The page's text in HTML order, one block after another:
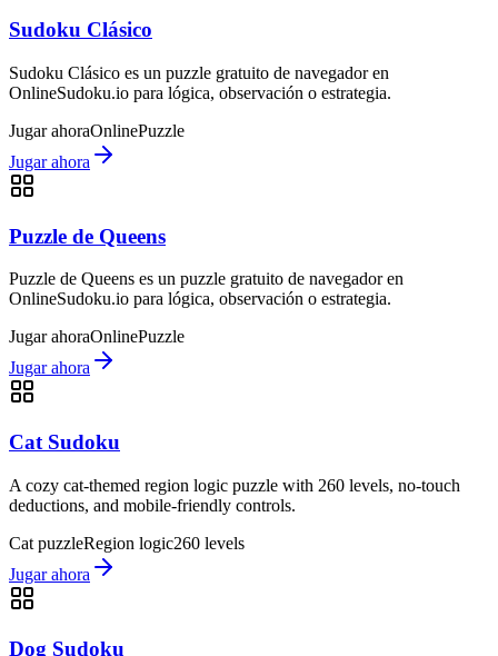
Sudoku Clásico
Sudoku Clásico es un puzzle gratuito de navegador en
OnlineSudoku.io para lógica, observación o estrategia.
Jugar ahoraOnlinePuzzle
Jugar ahora
Puzzle de Queens
Puzzle de Queens es un puzzle gratuito de navegador en
OnlineSudoku.io para lógica, observación o estrategia.
Jugar ahoraOnlinePuzzle
Jugar ahora
Cat Sudoku
A cozy cat-themed region logic puzzle with 260 levels, no-touch
deductions, and mobile-friendly controls.
Cat puzzleRegion logic260 levels
Jugar ahora
Dog Sudoku